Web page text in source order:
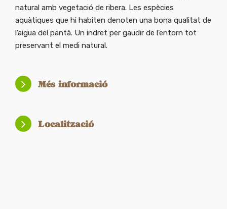
natural amb vegetació de ribera. Les espècies
aquàtiques que hi habiten denoten una bona qualitat de
l’aigua del pantà. Un indret per gaudir de l’entorn tot
preservant el medi natural.
Més informació
Localització